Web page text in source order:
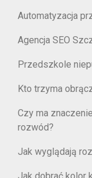
Automatyzacja
Agencja SEO
Przedszkole
Kto trzyma
Czy ma
rozwód?
Jak wyglądają
Jak dobrać kolor